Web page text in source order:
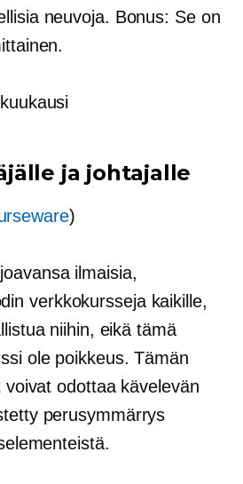
neuvoja. Bonus: Se on
ja johtajalle
)
ilmaisia,
verkkokursseja kaikille,
niihin, eikä tämä
ole poikkeus. Tämän
voivat odottaa kävelevän
perusymmärrys